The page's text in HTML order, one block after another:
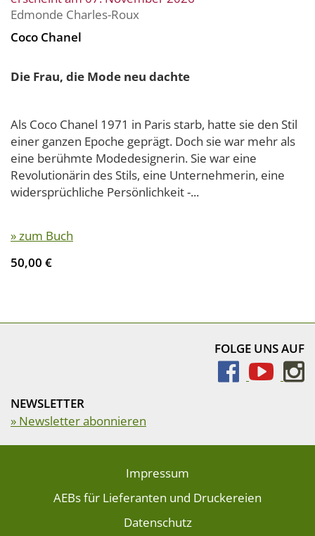
Edmonde Charles-Roux
Coco Chanel
Die Frau, die Mode neu dachte
Als Coco Chanel 1971 in Paris starb, hatte sie den Stil
einer ganzen Epoche geprägt. Doch sie war mehr als
eine berühmte Modedesignerin. Sie war eine
Revolutionärin des Stils, eine Unternehmerin, eine
widersprüchliche Persönlichkeit -...
» zum Buch
50,00 €
FOLGE UNS AUF
NEWSLETTER
» Newsletter abonnieren
Impressum
AEBs für Lieferanten und Druckereien
Datenschutz